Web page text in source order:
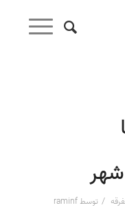
/ توسط raminf